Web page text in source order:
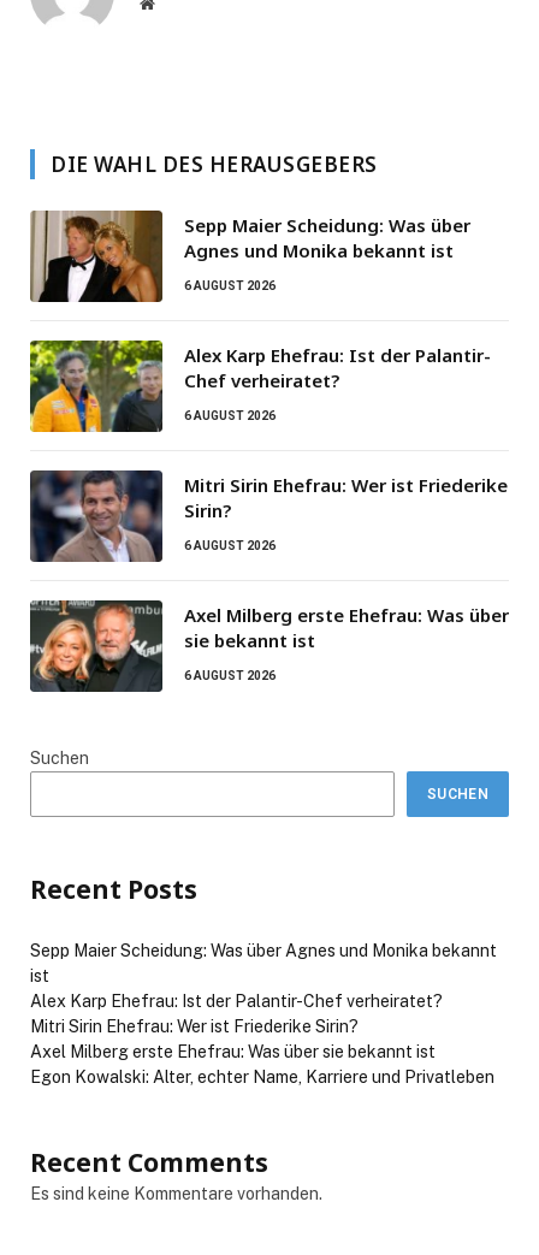
DIE WAHL DES HERAUSGEBERS
Sepp Maier Scheidung: Was über
Agnes und Monika bekannt ist
6 AUGUST 2026
Alex Karp Ehefrau: Ist der Palantir-
Chef verheiratet?
6 AUGUST 2026
Mitri Sirin Ehefrau: Wer ist Friederike
Sirin?
6 AUGUST 2026
Axel Milberg erste Ehefrau: Was über
sie bekannt ist
6 AUGUST 2026
Suchen
SUCHEN
Recent Posts
Sepp Maier Scheidung: Was über Agnes und Monika bekannt
ist
Alex Karp Ehefrau: Ist der Palantir-Chef verheiratet?
Mitri Sirin Ehefrau: Wer ist Friederike Sirin?
Axel Milberg erste Ehefrau: Was über sie bekannt ist
Egon Kowalski: Alter, echter Name, Karriere und Privatleben
Recent Comments
Es sind keine Kommentare vorhanden.